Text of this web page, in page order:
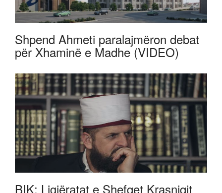
Shpend Ahmeti paralajmëron debat
për Xhaminë e Madhe (VIDEO)
BIK: Ligjëratat e Shefqet Krasniqit